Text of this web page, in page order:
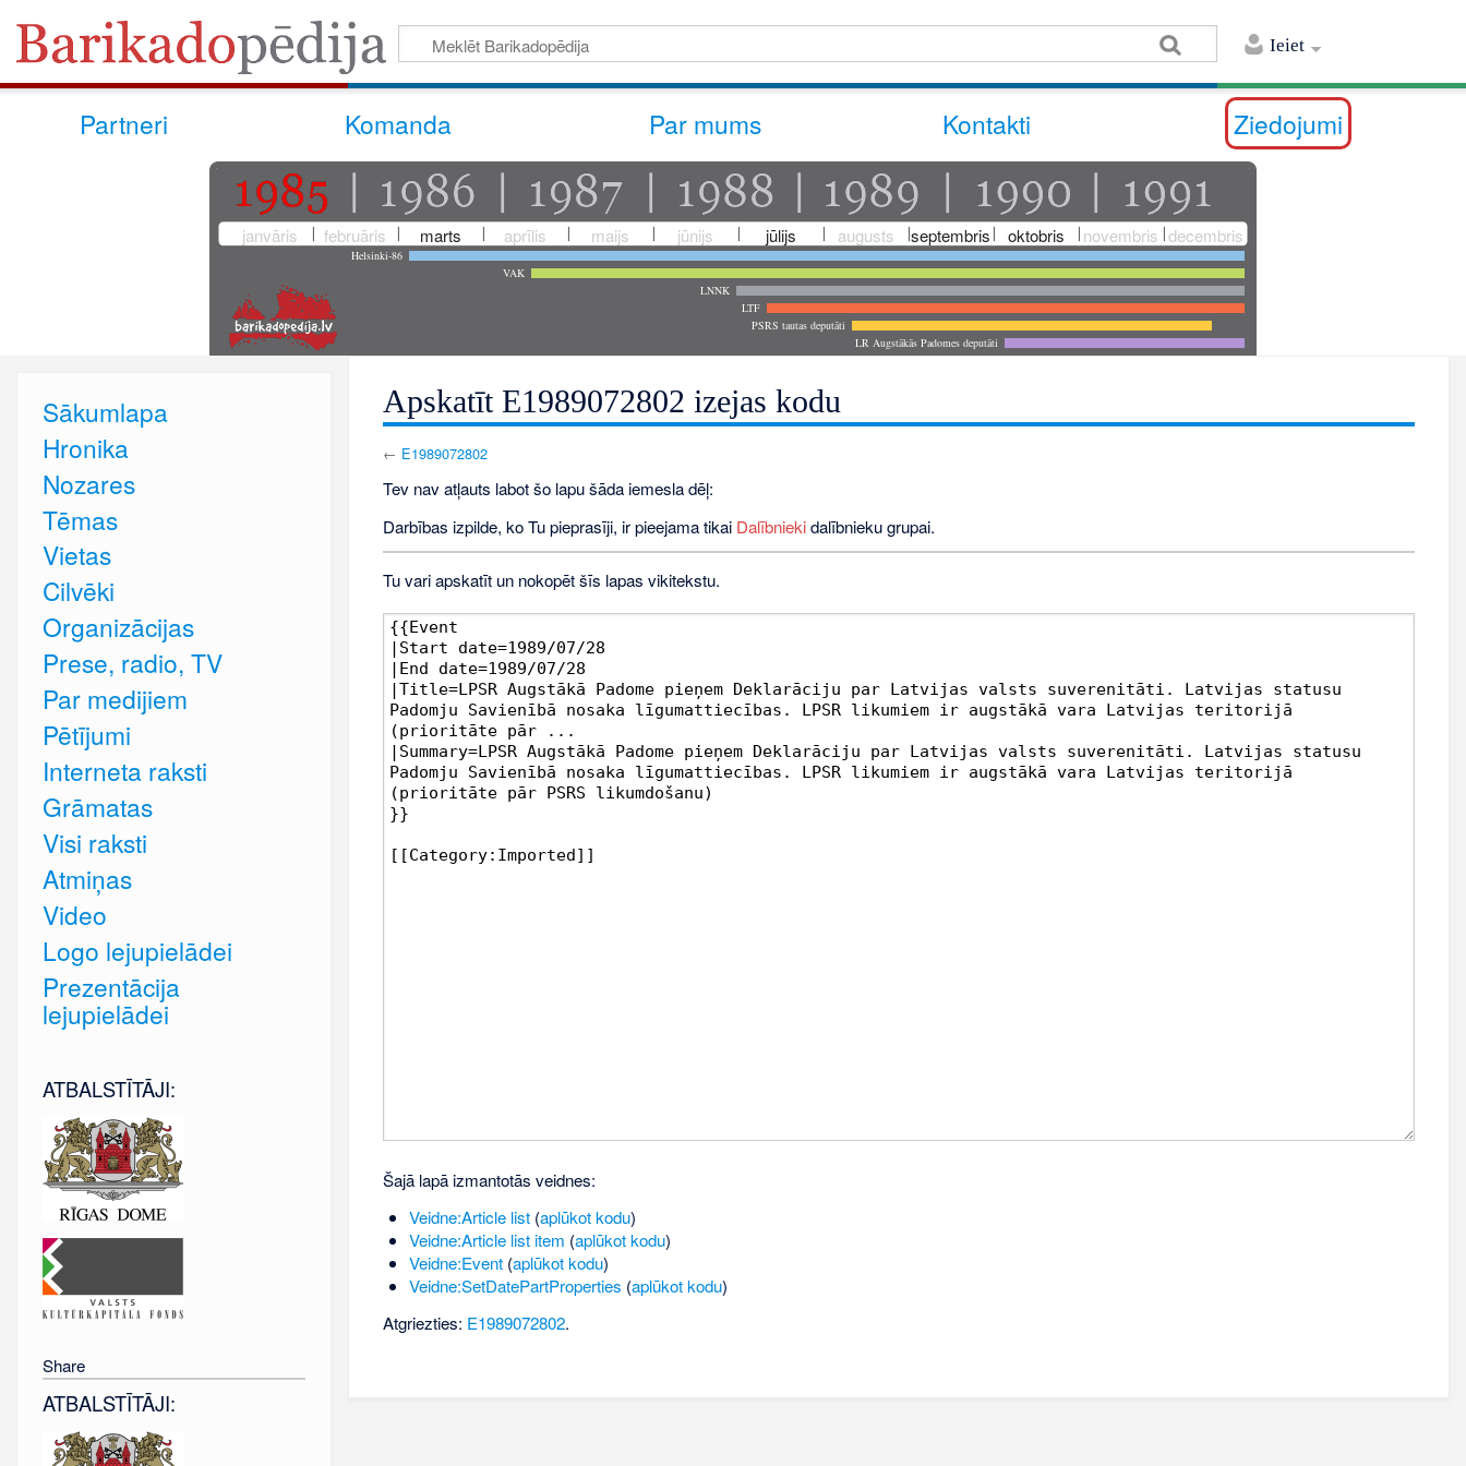
Ieiet
Partneri Komanda Par mums Kontakti Ziedojumi
janvāris februāris marts aprīlis maijs jūnijs jūlijs augusts septembris oktobris novembris decembris
Helsinki-86
VAK
LNNK
LTF
PSRS tautas deputāti
LR Augstākās Padomes deputāti
Apskatīt E1989072802 izejas kodu
← E1989072802
Tev nav atļauts labot šo lapu šāda iemesla dēļ:
Darbības izpilde, ko Tu pieprasīji, ir pieejama tikai Dalībniekidalībnieku grupai.
Tu vari apskatīt un nokopēt šīs lapas vikitekstu.
Šajā lapā izmantotās veidnes:
Veidne:Article list(aplūkot kodu)
Veidne:Article list item (aplūkot kodu)
Veidne:Event(aplūkot kodu)
Veidne:SetDatePartProperties (aplūkot kodu)
Atgriezties: E1989072802.
Sākumlapa
Hronika
Nozares
Tēmas
Vietas
Cilvēki
Organizācijas
Prese, radio, TV
Par medijiem
Pētījumi
Interneta raksti
Grāmatas
Visi raksti
Atmiņas
Video
Logo lejupielādei
Prezentācija
lejupielādei
ATBALSTĪTĀJI:
Share
ATBALSTĪTĀJI: